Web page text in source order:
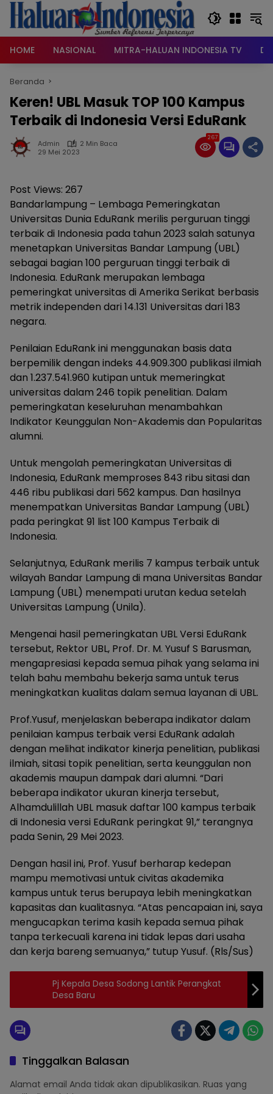
Langsung
konten
HOME
NASIONAL MITRA-HALUAN INDONESIA TV
Beranda
Keren! UBL Masuk TOP 100 Kampus
Terbaik di Indonesia Versi EduRank
Admin
2 Min Baca
29 Mei 2023
267
Post Views: 267
Bandarlampung – Lembaga Pemeringkatan
Universitas Dunia EduRank merilis perguruan tinggi
terbaik di Indonesia pada tahun 2023 salah satunya
menetapkan Universitas Bandar Lampung (UBL)
sebagai bagian 100 perguruan tinggi terbaik di
Indonesia. EduRank merupakan lembaga
pemeringkat universitas di Amerika Serikat berbasis
metrik independen dari 14.131 Universitas dari 183
negara.
Penilaian EduRank ini menggunakan basis data
berpemilik dengan indeks 44.909.300 publikasi ilmiah
dan 1.237.541.960 kutipan untuk memeringkat
universitas dalam 246 topik penelitian. Dalam
pemeringkatan keseluruhan menambahkan
Indikator Keunggulan Non-Akademis dan Popularitas
alumni.
Untuk mengolah pemeringkatan Universitas di
Indonesia, EduRank memproses 843 ribu sitasi dan
446 ribu publikasi dari 562 kampus. Dan hasilnya
menempatkan Universitas Bandar Lampung (UBL)
pada peringkat 91 list 100 Kampus Terbaik di
Indonesia.
Selanjutnya, EduRank merilis 7 kampus terbaik untuk
wilayah Bandar Lampung di mana Universitas Bandar
Lampung (UBL) menempati urutan kedua setelah
Universitas Lampung (Unila).
Mengenai hasil pemeringkatan UBL Versi EduRank
tersebut, Rektor UBL, Prof. Dr. M. Yusuf S Barusman,
mengapresiasi kepada semua pihak yang selama ini
telah bahu membahu bekerja sama untuk terus
meningkatkan kualitas dalam semua layanan di UBL.
Prof.Yusuf, menjelaskan beberapa indikator dalam
penilaian kampus terbaik versi EduRank adalah
dengan melihat indikator kinerja penelitian, publikasi
ilmiah, sitasi topik penelitian, serta keunggulan non
akademis maupun dampak dari alumni. “Dari
beberapa indikator ukuran kinerja tersebut,
Alhamdulillah UBL masuk daftar 100 kampus terbaik
di Indonesia versi EduRank peringkat 91,” terangnya
pada Senin, 29 Mei 2023.
Dengan hasil ini, Prof. Yusuf berharap kedepan
mampu memotivasi untuk civitas akademika
kampus untuk terus berupaya lebih meningkatkan
kapasitas dan kualitasnya. “Atas pencapaian ini, saya
mengucapkan terima kasih kepada semua pihak
tanpa terkecuali karena ini tidak lepas dari usaha
dan kerja bareng semuanya,” tutup Yusuf. (Rls/Sus)
Pj Kepala Desa Sodong Lantik Perangkat
Desa Baru
Tinggalkan Balasan
Alamat email Anda tidak akan dipublikasikan. Ruas yang